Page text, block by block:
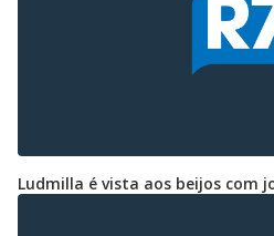
Ludmilla é vista aos beijos com